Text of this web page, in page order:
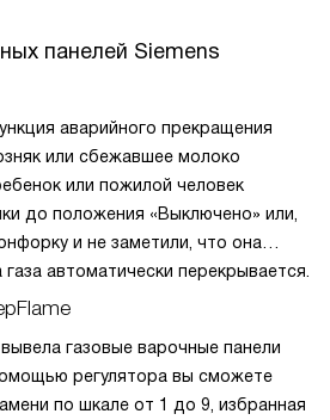
панелей Siemens
аварийного прекращения
или сбежавшее молоко
или пожилой человек
до положения «Выключено» или,
и не заметили, что она
автоматически перекрывается.
газовые варочные панели
регулятора вы сможете
по шкале от 1 до 9, избранная